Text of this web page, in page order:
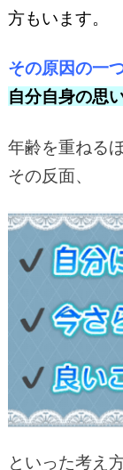
方もいます。
その原因の一
自分自身の思
年齢を重ねる
その反面、
といった考え